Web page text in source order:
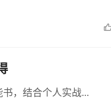
，结合个人实战...